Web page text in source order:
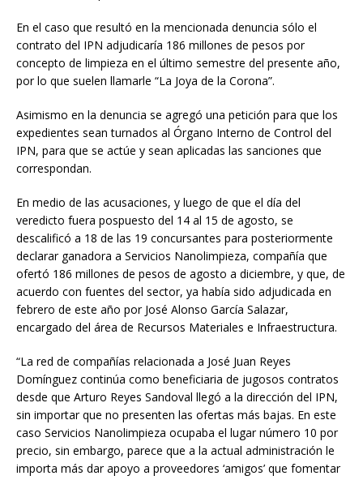
En el caso que resultó en la mencionada denuncia sólo el
contrato del IPN adjudicaría 186 millones de pesos por
concepto de limpieza en el último semestre del presente año,
por lo que suelen llamarle “La Joya de la Corona”.
Asimismo en la denuncia se agregó una petición para que los
expedientes sean turnados al Órgano Interno de Control del
IPN, para que se actúe y sean aplicadas las sanciones que
correspondan.
En medio de las acusaciones, y luego de que el día del
veredicto fuera pospuesto del 14 al 15 de agosto, se
descalificó a 18 de las 19 concursantes para posteriormente
declarar ganadora a Servicios Nanolimpieza, compañía que
ofertó 186 millones de pesos de agosto a diciembre, y que, de
acuerdo con fuentes del sector, ya había sido adjudicada en
febrero de este año por José Alonso García Salazar,
encargado del área de Recursos Materiales e Infraestructura.
“La red de compañías relacionada a José Juan Reyes
Domínguez continúa como beneficiaria de jugosos contratos
desde que Arturo Reyes Sandoval llegó a la dirección del IPN,
sin importar que no presenten las ofertas más bajas. En este
caso Servicios Nanolimpieza ocupaba el lugar número 10 por
precio, sin embargo, parece que a la actual administración le
importa más dar apoyo a proveedores ‘amigos’ que fomentar